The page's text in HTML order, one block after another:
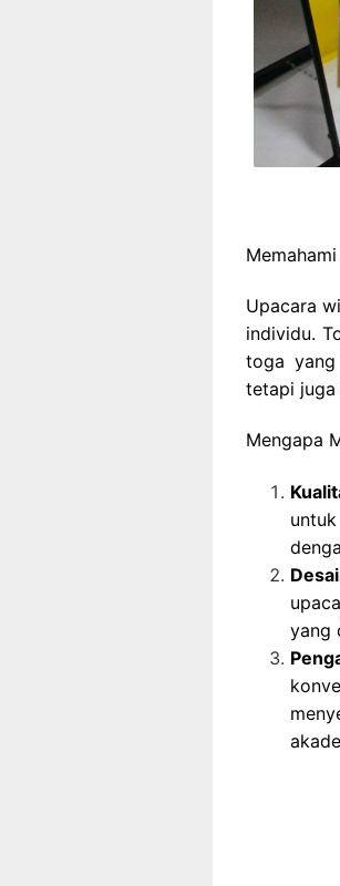
Upacara
individu.
toga
tetapi juga
Mengapa
yang